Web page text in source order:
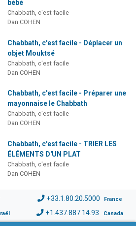
bébé
Chabbath, c'est facile
Dan COHEN
Chabbath, c'est facile - Déplacer un
objet Mouktsé
Chabbath, c'est facile
Dan COHEN
Chabbath, c'est facile - Préparer une
mayonnaise le Chabbath
Chabbath, c'est facile
Dan COHEN
Chabbath, c'est facile - TRIER LES
ÉLÉMENTS D'UN PLAT
Chabbath, c'est facile
Dan COHEN
+33.1.80.20.5000 France
+1.437.887.14.93 Canada